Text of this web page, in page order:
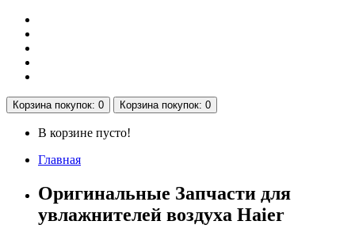
Корзинапокупок: 0 Корзинапокупок: 0
В корзине пусто!
Главная
Оригинальные Запчасти для
увлажнителей воздуха Haier